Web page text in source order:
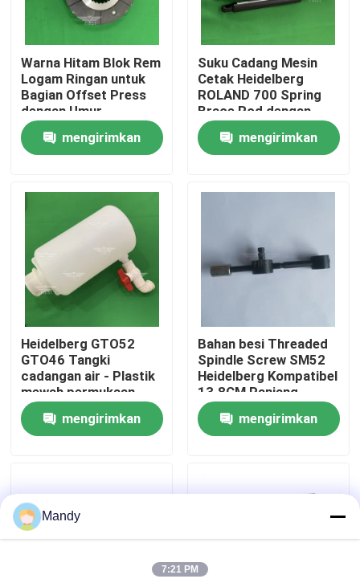
Beranda
Tentang Kami
Tur Pabrik
Kontrol Kualitas
Hubungi Kami
Berita
Blog
Warna Hitam Blok Rem
Logam Ringan untuk
Bagian Offset Press
dengan Umur
Penggunaan yang
Panjangmengirimkan
Suku Cadang Mesin
Cetak Heidelberg
ROLAND 700 Spring
Brace Rod dengan
Harga Pabrik Kualitas
Terjamin Pelayanan
Cepat
mengirimkan
Heidelberg GTO52
GTO46 Tangki
cadangan air - Plastik
mewah permukaan
halus Ukuran standar
mengirimkan
Bahan besi Threaded
Spindle Screw SM52
Heidelberg Kompatibel
13.8CM Panjang
Offset Printing Parts
mengirimkan
Mandy
7:21 PM